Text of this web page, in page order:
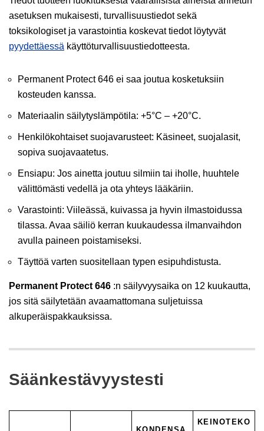
asetuksen mukaisesti, turvallisuustiedot sekä
toksikologiset ja varastointia koskevat tiedot löytyvät
pyydettäessä käyttöturvallisuustiedotteesta.
Permanent Protect 646 ei saa joutua kosketuksiin
kosteuden kanssa.
Materiaalin säilytyslämpötila: +5°C – +20°C.
Henkilökohtaiset suojavarusteet: Käsineet, suojalasit,
sopiva suojavaatetus.
Ensiapu: Jos ainetta joutuu silmiin tai iholle, huuhtele
välittömästi vedellä ja ota yhteys lääkäriin.
Varastointi: Viileässä, kuivassa ja hyvin ilmastoidussa
tilassa. Avaa säiliö kerran kuukaudessa ilmanvaihdon
avulla paineen poistamiseksi.
Täyttöä varten suositellaan typen esipuhdistusta.
Permanent Protect 646 :n säilyvyysaika on 12 kuukautta,
jos sitä säilytetään avaamattomana suljetuissa
alkuperäispakkauksissa.
Säänkestävyystesti
KEINOTEKO